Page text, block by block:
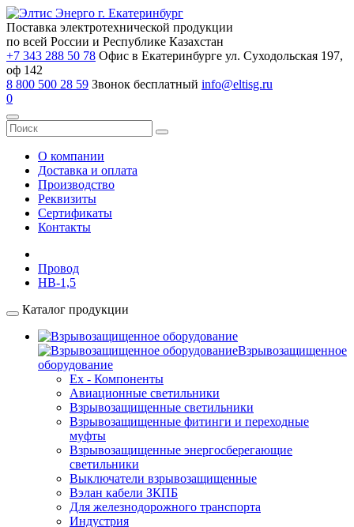
Поставка электротехнической продукции
по всей России и Республике Казахстан
+7 343 288 50 78 Офис в Екатеринбурге ул. Суходольская 197,
оф 142
8 800 500 28 59 Звонок бесплатный info@eltisg.ru
0
О компании
Доставка и оплата
Производство
Реквизиты
Сертификаты
Контакты
Провод
НВ-1,5
Каталог продукции
Взрывозащищенное
оборудование
Ex - Компоненты
Авиационные светильники
Взрывозащищенные светильники
Взрывозащищенные фитинги и переходные
муфты
Взрывозащищенные энергосберегающие
светильники
Выключатели взрывозащищенные
Вэлан кабели ЗКПБ
Для железнодорожного транспорта
Индустрия